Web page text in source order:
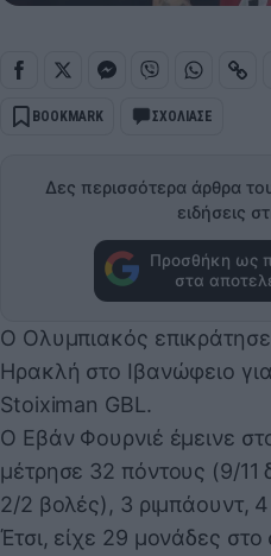
BOOKMARK ΣΧΟΛΙΑΣΕ
Δες περισσότερα άρθρα
ειδήσεις
Προσθήκη ως
στα
Ο Ολυμπιακός
Ηρακλή στο Ιβανώφειο
Stoiximan GBL.
Ο Εβάν Φουρνιέ έμεινε
μέτρησε 32 πόντους (9/11
2/2 βολές), 3 ριμπάουντ,
Έτσι, είχε 29 μονάδες